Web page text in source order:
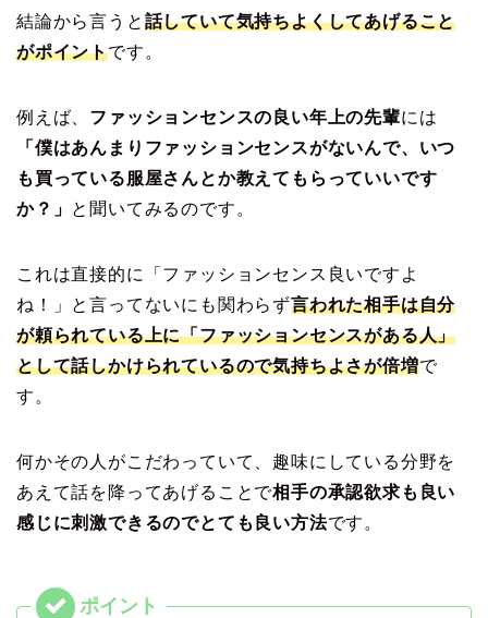
結論から言うと 話していて気持ちよくしてあげること
がポイントです。
例えば、 ファッションセンスの良い年上の先輩には
「僕はあんまりファッションセンスがないんで、いつ
も買っている服屋さんとか教えてもらっていいです
か？」 と聞いてみるのです。
これは直接的に「ファッションセンス良いですよ
ね！」と言ってないにも関わらず言われた相手は自分
が頼られている上に「ファッションセンスがある人」
として話しかけられているので気持ちよさが倍増で
す。
何かその人がこだわっていて、趣味にしている分野を
あえて話を降ってあげることで相手の承認欲求も良い
感じに刺激できるのでとても良い方法です。